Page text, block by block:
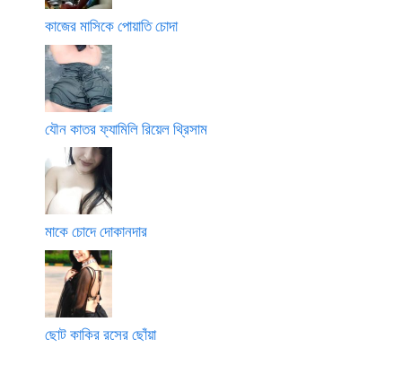
কাজের মাসিকে পোয়াতি চোদা
যৌন কাতর ফ্যামিলি রিয়েল থ্রিসাম
মাকে চোদে দোকানদার
ছোট কাকির রসের ছোঁয়া